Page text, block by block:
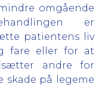
omgående
er
patientens liv
fare eller for at
andre for
på legeme